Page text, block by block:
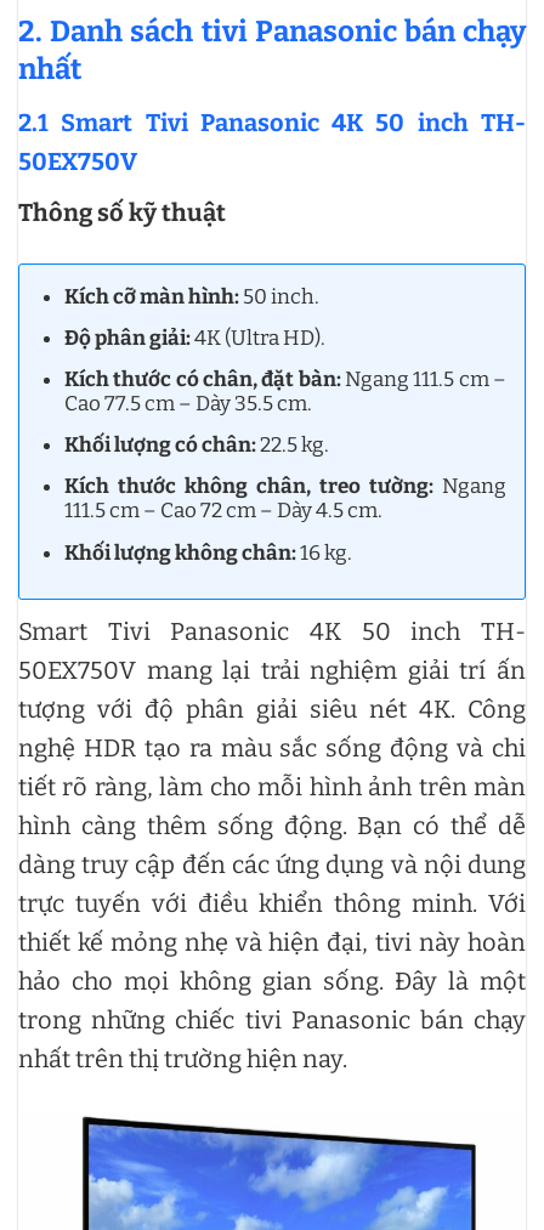
2. Danh sách tivi Panasonic bán chạy
nhất
2.1 Smart Tivi Panasonic 4K 50 inch TH-
50EX750V
Thông số kỹ thuật
Kích cỡ màn hình:50 inch.
Độ phân giải:4K (Ultra HD).
Kích thước có chân, đặt bàn:Ngang 111.5 cm –
Cao 77.5 cm – Dày 35.5 cm.
Khối lượng có chân:22.5 kg.
Kích thước không chân, treo tường: Ngang
111.5 cm – Cao 72 cm – Dày 4.5 cm.
Khối lượng không chân:16 kg.
Smart Tivi Panasonic 4K 50 inch TH-
50EX750V mang lại trải nghiệm giải trí ấn
tượng với độ phân giải siêu nét 4K. Công
nghệ HDR tạo ra màu sắc sống động và chi
tiết rõ ràng, làm cho mỗi hình ảnh trên màn
hình càng thêm sống động. Bạn có thể dễ
dàng truy cập đến các ứng dụng và nội dung
trực tuyến với điều khiển thông minh. Với
thiết kế mỏng nhẹ và hiện đại, tivi này hoàn
hảo cho mọi không gian sống. Đây là một
trong những chiếc tivi Panasonic bán chạy
nhất trên thị trường hiện nay.